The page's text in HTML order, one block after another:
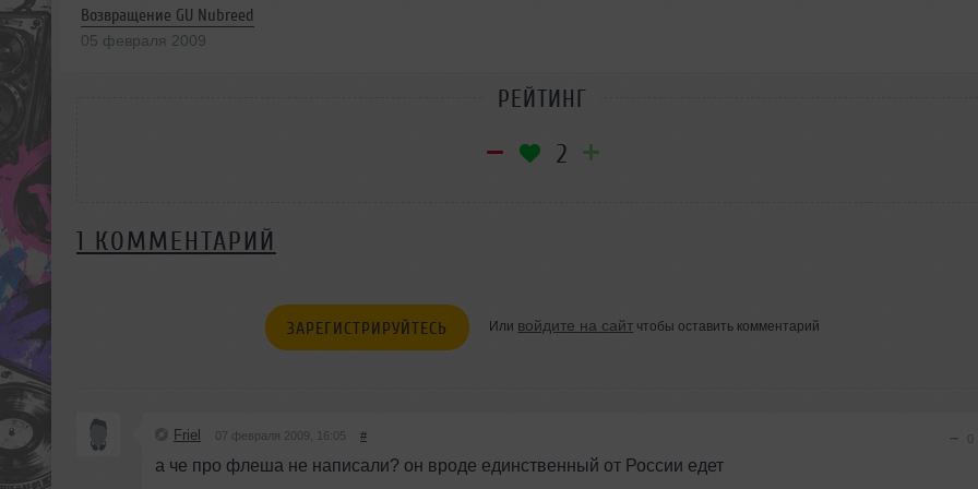
Возвращение GU Nubreed
05 февраля 2009
РЕЙТИНГ
2
1 КОММЕНТАРИЙ
ЗАРЕГИСТРИРУЙТЕСЬ Или войдите на сайт чтобы оставить комментарий
Friel 07 февраля 2009, 16:05 # − 0
а че про флеша не написали? он вроде единственный от России едет